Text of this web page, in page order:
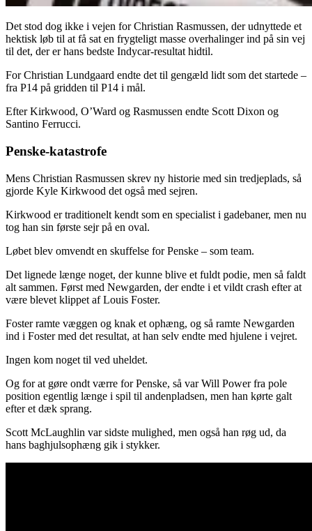
Det stod dog ikke i vejen for Christian Rasmussen, der udnyttede et
hektisk løb til at få sat en frygteligt masse overhalinger ind på sin vej
til det, der er hans bedste Indycar-resultat hidtil.
For Christian Lundgaard endte det til gengæld lidt som det startede –
fra P14 på gridden til P14 i mål.
Efter Kirkwood, O’Ward og Rasmussen endte Scott Dixon og
Santino Ferrucci.
Penske-katastrofe
Mens Christian Rasmussen skrev ny historie med sin tredjeplads, så
gjorde Kyle Kirkwood det også med sejren.
Kirkwood er traditionelt kendt som en specialist i gadebaner, men nu
tog han sin første sejr på en oval.
Løbet blev omvendt en skuffelse for Penske – som team.
Det lignede længe noget, der kunne blive et fuldt podie, men så faldt
alt sammen. Først med Newgarden, der endte i et vildt crash efter at
være blevet klippet af Louis Foster.
Foster ramte væggen og knak et ophæng, og så ramte Newgarden
ind i Foster med det resultat, at han selv endte med hjulene i vejret.
Ingen kom noget til ved uheldet.
Og for at gøre ondt værre for Penske, så var Will Power fra pole
position egentlig længe i spil til andenpladsen, men han kørte galt
efter et dæk sprang.
Scott McLaughlin var sidste mulighed, men også han røg ud, da
hans baghjulsophæng gik i stykker.